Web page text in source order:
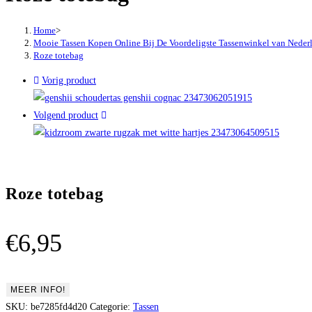
Home>
Mooie Tassen Kopen Online Bij De Voordeligste Tassenwinkel van
Roze totebag
Vorig product
Volgend product
Roze totebag
€6,95
MEER INFO!
SKU: be7285fd4d20 Categorie: Tassen